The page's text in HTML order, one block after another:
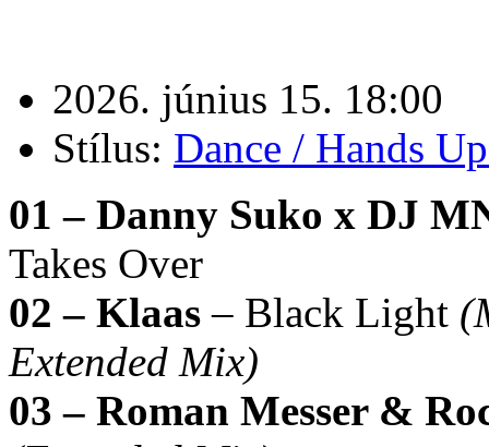
2026. június 15. 18:00
Stílus: Dance / Hands
01 – Danny Suko x DJ
Takes Over
02 – Klaas – Black Light
Extended Mix)
03 – Roman Messer &